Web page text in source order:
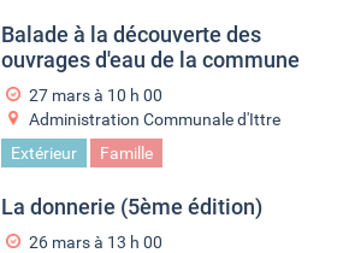
Balade à la découverte des
ouvrages d'eau de la commune
27 mars à 10 h 00
Administration Communale d'Ittre
Extérieur
Famille
La donnerie (5ème édition)
26 mars à 13 h 00